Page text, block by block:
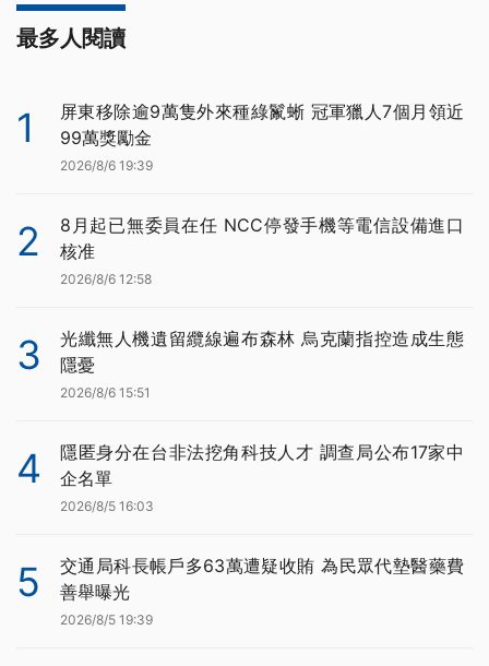
最多人閱讀
1
屏東移除逾9萬隻外來種綠鬣蜥 冠軍獵人7個月領近
99萬獎勵金
2026/8/6 19:39
2
8月起已無委員在任 NCC停發手機等電信設備進口
核准
2026/8/6 12:58
3
光纖無人機遺留纜線遍布森林 烏克蘭指控造成生態
隱憂
2026/8/6 15:51
4
隱匿身分在台非法挖角科技人才 調查局公布17家中
企名單
2026/8/5 16:03
5
交通局科長帳戶多63萬遭疑收賄 為民眾代墊醫藥費
善舉曝光
2026/8/5 19:39